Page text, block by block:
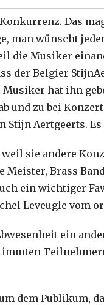
Das
man wünscht
die Musiker
der Belgier
hat ihn
und zu bei
Stijn Aertgeerts.
sie andere
Meister, Brass
ein wichtiger
Leveugle vom
ein
dem Publikum,